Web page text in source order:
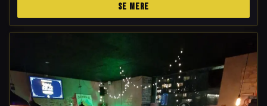
SE MERE